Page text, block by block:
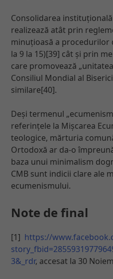
Consolidarea
realizează atât prin
minuțioasă a procedurilor
la 9 la 15)[39] cât și prin
care promovează
Consiliul Mondial al
similare[40].
Deși termenul
referințele la Mișcarea
teologice, mărturia
Ortodoxă ar da-o
baza unui minimalism
CMB sunt indicii clare ale
ecumenismului.
Note de final
[1] https://
3&_rdr, accesat la 30